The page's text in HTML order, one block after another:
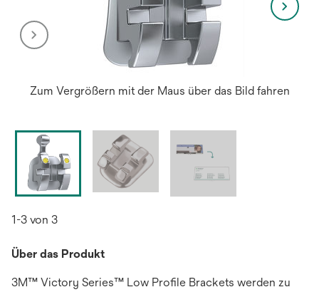
Zum Vergrößern mit der Maus über das Bild fahren
1-3 von 3
Über das Produkt
3M™ Victory Series™ Low Profile Brackets werden zu